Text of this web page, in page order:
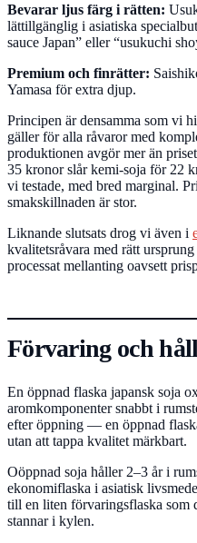
Bevarar ljus färg i rätten:
lättillgänglig i asiatiska
sauce Japan” eller “usukuchi
Premium och finrätter:
Yamasa för extra djup.
Principen är densamma som vi
gäller för alla råvaror med
produktionen avgör mer än
35 kronor slår kemi-soja för 22
vi testade, med bred marginal.
smakskillnaden är stor.
Liknande slutsats drog vi även i
kvalitetsråvara med rätt
processat mellanting oavsett
Förvaring och
En öppnad flaska japansk soja
aromkomponenter snabbt i
efter öppning — en öppnad
utan att tappa kvalitet märkbart.
Oöppnad soja håller 2–3 år i
ekonomiflaska i asiatisk
till en liten förvaringsflaska som
stannar i kylen.